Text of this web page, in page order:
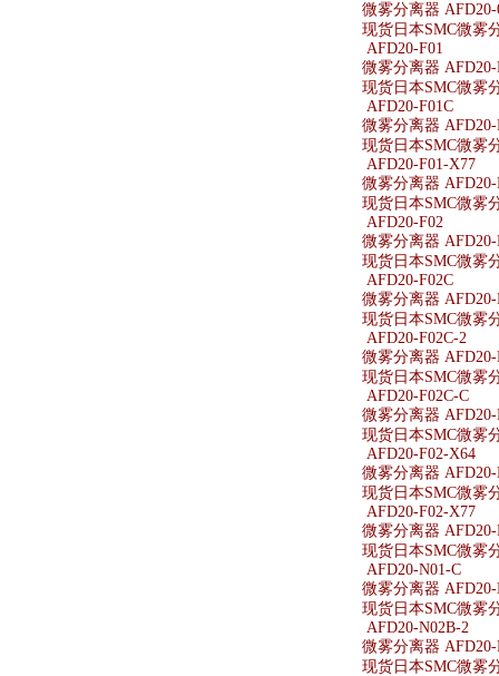
微雾分离器 AFD20-
现货日本SMC微雾
AFD20-F01
微雾分离器 AFD20-
现货日本SMC微雾
AFD20-F01C
微雾分离器 AFD20-
现货日本SMC微雾
AFD20-F01-X77
微雾分离器 AFD20-
现货日本SMC微雾
AFD20-F02
微雾分离器 AFD20-
现货日本SMC微雾
AFD20-F02C
微雾分离器 AFD20-
现货日本SMC微雾
AFD20-F02C-2
微雾分离器 AFD20-
现货日本SMC微雾
AFD20-F02C-C
微雾分离器 AFD20-
现货日本SMC微雾
AFD20-F02-X64
微雾分离器 AFD20-
现货日本SMC微雾
AFD20-F02-X77
微雾分离器 AFD20-
现货日本SMC微雾
AFD20-N01-C
微雾分离器 AFD20-
现货日本SMC微雾
AFD20-N02B-2
微雾分离器 AFD20-
现货日本SMC微雾